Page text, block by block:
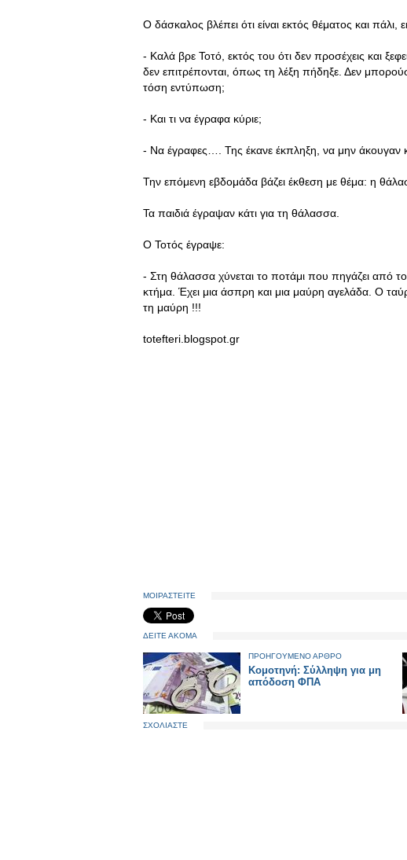
Ο δάσκαλος βλέπει ότι είναι εκτός θέματος και πάλι,
- Καλά βρε Τοτό, εκτός του ότι δεν προσέχεις και
δεν επιτρέπονται, όπως τη λέξη πήδηξε. Δεν
τόση εντύπωση;
- Και τι να έγραφα κύριε;
- Να έγραφες…. Της έκανε έκπληξη, να μην άκουγαν
Την επόμενη εβδομάδα βάζει έκθεση με θέμα: η
Τα παιδιά έγραψαν κάτι για τη θάλασσα.
Ο Τοτός έγραψε:
- Στη θάλασσα χύνεται το ποτάμι που πηγάζει από
κτήμα. Έχει μια άσπρη και μια μαύρη αγελάδα. Ο
τη μαύρη !!!
totefteri.blogspot.gr
ΜΟΙΡΑΣΤΕΙΤΕ
ΔΕΙΤΕ ΑΚΟΜΑ
ΠΡΟΗΓΟΥΜΕΝΟ ΑΡΘΡΟ
Κομοτηνή: Σύλληψη για μη
απόδοση ΦΠΑ
ΣΧΟΛΙΑΣΤΕ